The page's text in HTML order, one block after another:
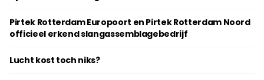
Pirtek Rotterdam Europoort en Pirtek Rotterdam Noord
officieel erkend slangassemblagebedrijf
Lucht kost toch niks?